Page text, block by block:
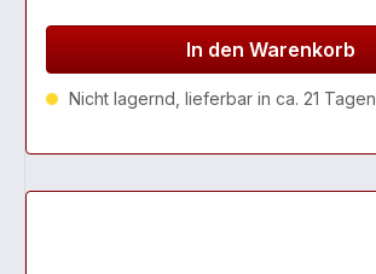
In den Warenkorb
Nicht lagernd, lieferbar in ca. 21 Tagen